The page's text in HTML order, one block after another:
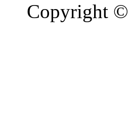
Copyright ©